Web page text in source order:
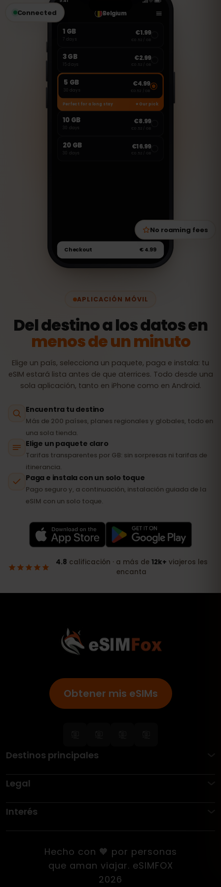
Obtener mis eSIMs
Destinos principales
Legal
Interés
Hecho con 🧡 por personas
que aman viajar. eSIMFOX
2026